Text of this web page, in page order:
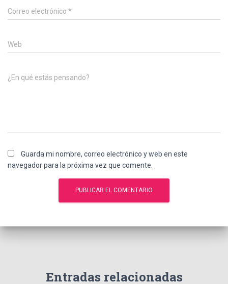
Correo electrónico *
Web
¿En qué estás pensando?
Guarda mi nombre, correo electrónico y web en este
navegador para la próxima vez que comente.
Entradas relacionadas